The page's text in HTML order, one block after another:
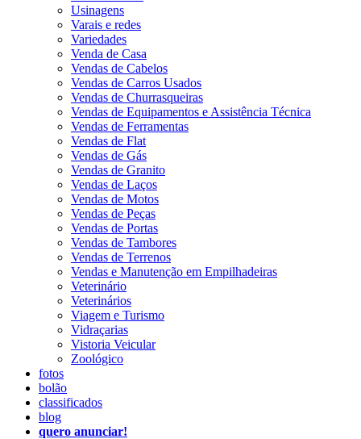
Usinagens
Varais e redes
Variedades
Venda de Casa
Vendas de Cabelos
Vendas de Carros Usados
Vendas de Churrasqueiras
Vendas de Equipamentos e Assistência Técnica
Vendas de Ferramentas
Vendas de Flat
Vendas de Gás
Vendas de Granito
Vendas de Laços
Vendas de Motos
Vendas de Peças
Vendas de Portas
Vendas de Tambores
Vendas de Terrenos
Vendas e Manutenção em Empilhadeiras
Veterinário
Veterinários
Viagem e Turismo
Vidraçarias
Vistoria Veicular
Zoológico
fotos
bolão
classificados
blog
quero anunciar!